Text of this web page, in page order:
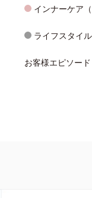
インナーケア（
ライフスタイル
お客様エピソード